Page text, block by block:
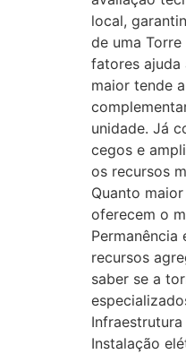
local,
de uma
fatores ajuda
maior tende
unidade. Já
cegos e
os recursos
Quanto
oferecem o
Permanência
recursos
saber se a
Instalação